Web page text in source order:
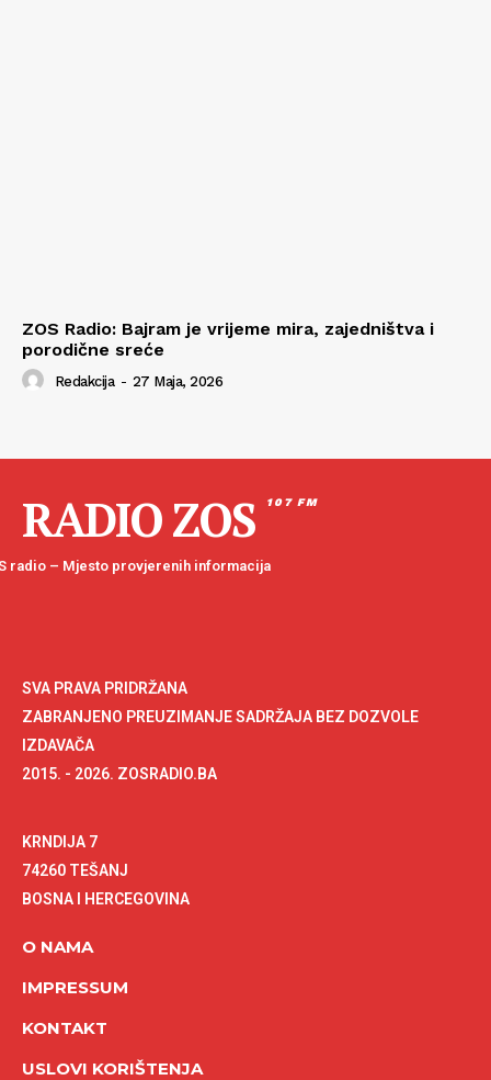
ZOS Radio: Bajram je vrijeme mira, zajedništva i
porodične sreće
Redakcija - 27 Maja, 2026
RADIO ZOS 107 FM
radio – Mjesto provjerenih informacija
SVA PRAVA PRIDRŽANA
ZABRANJENO PREUZIMANJE SADRŽAJA BEZ DOZVOLE
IZDAVAČA
2015. - 2026. ZOSRADIO.BA
KRNDIJA 7
74260 TEŠANJ
BOSNA I HERCEGOVINA
O NAMA
IMPRESSUM
KONTAKT
USLOVI KORIŠTENJA